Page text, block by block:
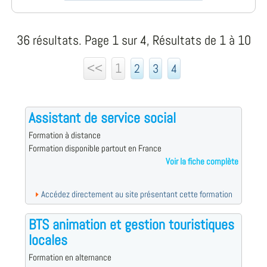
36 résultats. Page 1 sur 4, Résultats de 1 à 10
<<
1 2 3 4
Assistant de service social
Formation à distance
Formation disponible partout en France
Voir la fiche complète
Accédez directement au site présentant cette formation
BTS animation et gestion touristiques
locales
Formation en alternance